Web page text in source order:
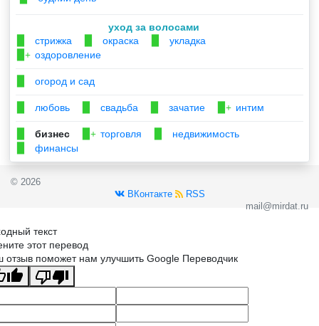
уход за волосами
стрижка окраска укладка
▉+ оздоровление
огород и сад
любовь свадьба зачатие ▉+ интим
бизнес ▉+ торговля недвижимость
финансы
© 2026
ВКонтакте
RSS
mail@mirdat.ru
текст
этот перевод
отзыв поможет нам улучшить Google Переводчик